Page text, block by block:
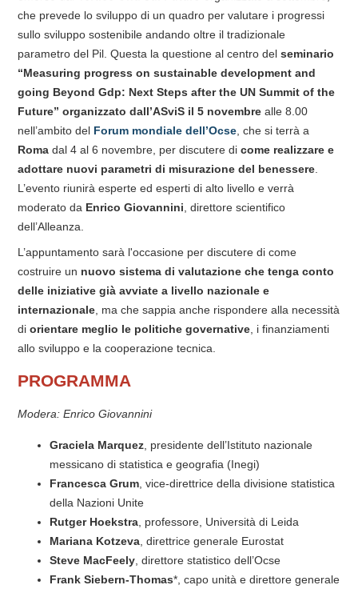
che prevede lo sviluppo di un quadro per valutare i progressi
sullo sviluppo sostenibile andando oltre il tradizionale
parametro del Pil. Questa la questione al centro del seminario
“Measuring progress on sustainable development and
going Beyond Gdp: Next Steps after the UN Summit of the
Future” organizzato dall’ASviS il 5 novembre alle 8.00
nell’ambito del Forum mondiale dell’Ocse , che si terrà a
Roma dal 4 al 6 novembre, per discutere di come realizzare e
adottare nuovi parametri di misurazione del benessere
L’evento riunirà esperte ed esperti di alto livello e verrà
moderato da Enrico Giovannini , direttore scientifico
dell’Alleanza.
L’appuntamento sarà l'occasione per discutere di come
costruire un nuovo sistema di valutazione che tenga conto
delle iniziative già avviate a livello nazionale e
internazionale , ma che sappia anche rispondere alla necessità
di orientare meglio le politiche governative , i finanziamenti
allo sviluppo e la cooperazione tecnica.
PROGRAMMA
Modera: Enrico Giovannini
Graciela Marquez , presidente dell’Istituto nazionale
messicano di statistica e geografia (Inegi)
Francesca Grum , vice-direttrice della divisione statistica
della Nazioni Unite
Rutger Hoekstra , professore, Università di Leida
Mariana Kotzeva , direttrice generale Eurostat
Steve MacFeely , direttore statistico dell’Ocse
Frank Siebern-Thomas*, capo unità e direttore generale